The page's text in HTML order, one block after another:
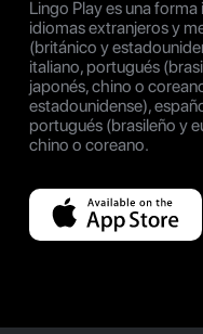
Lingo Play es una
idiomas extranjeros y
(británico y
italiano, portugués
japonés, chino o
estadounidense),
portugués (brasileño y
chino o coreano.